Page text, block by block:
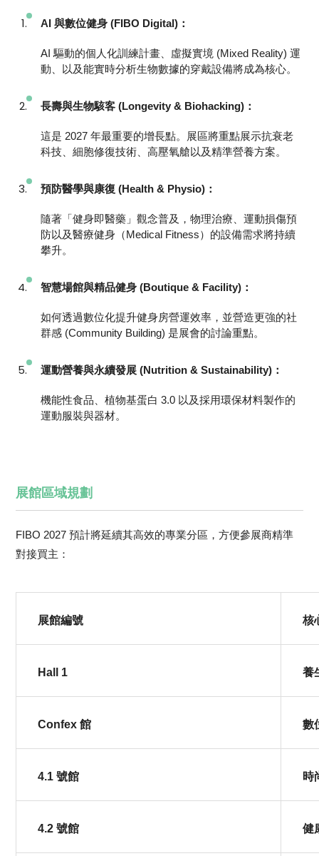
AI 與數位健身 (FIBO Digital)：
AI 驅動的個人化訓練計畫、虛擬實境 (Mixed Reality) 運
動、以及能實時分析生物數據的穿戴設備將成為核心。
長壽與生物駭客 (Longevity & Biohacking)：
這是 2027 年最重要的增長點。展區將重點展示抗衰老
科技、細胞修復技術、高壓氧艙以及精準營養方案。
預防醫學與康復 (Health & Physio)：
隨著「健身即醫藥」觀念普及，物理治療、運動損傷預
防以及醫療健身（Medical Fitness）的設備需求將持續
攀升。
智慧場館與精品健身 (Boutique & Facility)：
如何透過數位化提升健身房營運效率，並營造更強的社
群感 (Community Building) 是展會的討論重點。
運動營養與永續發展 (Nutrition & Sustainability)：
機能性食品、植物基蛋白 3.0 以及採用環保材料製作的
運動服裝與器材。
展館區域規劃
FIBO 2027 預計將延續其高效的專業分區，方便參展商精準
對接買主：
展館編號 核
Hall 1 養
Confex 館 數
4.1 號館 時
4.2 號館 健